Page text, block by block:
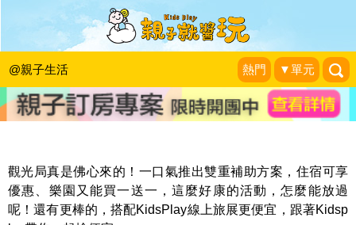
@親子生活 熱門 ▼單元
【KidsPlay線上旅展X國內旅遊住宿優
惠補助】觀光局買單！
2015.11.20~2016.02.29
KidsPlay編輯室|2015-11-20
觀光局真是佛心來的！一口氣推出雙重補助方案，住宿可享
優惠、樂園又能買一送一，這麼好康的活動，怎麼能放過
呢！還有更棒的，搭配KidsPlay線上旅展更便宜，跟著Kidsp